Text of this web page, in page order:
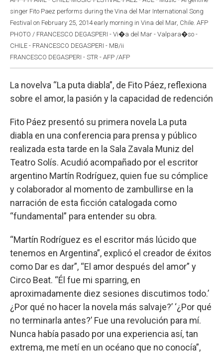
singer Fito Paez performs during the Vina del Mar International Song
Festival on February 25, 2014 early morning in Vina del Mar, Chile. AFP
PHOTO / FRANCESCO DEGASPERI - Vi�a del Mar - Valpara�so -
CHILE - FRANCESCO DEGASPERI - MB/ii
FRANCESCO DEGASPERI - STR - AFP /AFP
La novelva “La puta diabla”, de Fito Páez, reflexiona
sobre el amor, la pasión y la capacidad de redención
Fito Páez presentó su primera novela La puta
diabla en una conferencia para prensa y público
realizada esta tarde en la Sala Zavala Muniz del
Teatro Solís. Acudió acompañado por el escritor
argentino Martín Rodríguez, quien fue su cómplice
y colaborador al momento de zambullirse en la
narración de esta ficción catalogada como
“fundamental” para entender su obra.
“Martín Rodríguez es el escritor más lúcido que
tenemos en Argentina”, explicó el creador de éxitos
como Dar es dar”, “El amor después del amor” y
Circo Beat. “Él fue mi sparring, en
aproximadamente diez sesiones discutimos todo.’
¿Por qué no hacer la novela más salvaje?’ ‘¿Por qué
no terminarla antes?’ Fue una revolución para mí.
Nunca había pasado por una experiencia así, tan
extrema, me metí en un océano que no conocía”,